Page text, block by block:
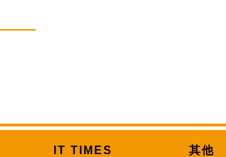
IT TIMES 其他